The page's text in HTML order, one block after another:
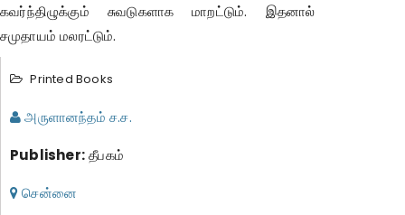
கவர்ந்திழுக்கும் சுவடுகளாக மாறட்டும். இதனால்
சமுதாயம் மலரட்டும்.
Printed Books
அருளானந்தம் ச.ச.
Publisher:தீபகம்
சென்னை